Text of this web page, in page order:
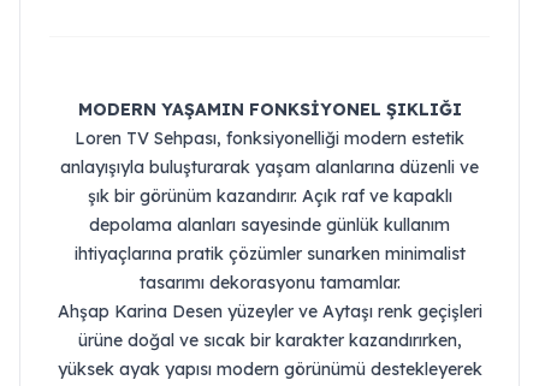
MODERN YAŞAMIN FONKSİYONEL ŞIKLIĞI
Loren TV Sehpası, fonksiyonelliği modern estetik
anlayışıyla buluşturarak yaşam alanlarına düzenli ve
şık bir görünüm kazandırır. Açık raf ve kapaklı
depolama alanları sayesinde günlük kullanım
ihtiyaçlarına pratik çözümler sunarken minimalist
tasarımı dekorasyonu tamamlar.
Ahşap Karina Desen yüzeyler ve Aytaşı renk geçişleri
ürüne doğal ve sıcak bir karakter kazandırırken,
yüksek ayak yapısı modern görünümü destekleyerek